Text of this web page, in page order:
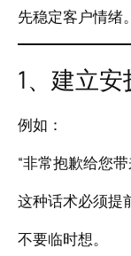
先稳定客户情绪。
1、建立
例如：
“非常抱歉给您
这种话术必须提
不要临时想。